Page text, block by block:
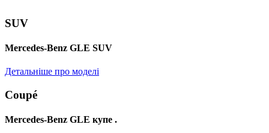
SUV
Mercedes-Benz GLE SUV
Детальніше про моделі
Coupé
Mercedes-Benz GLE купе .